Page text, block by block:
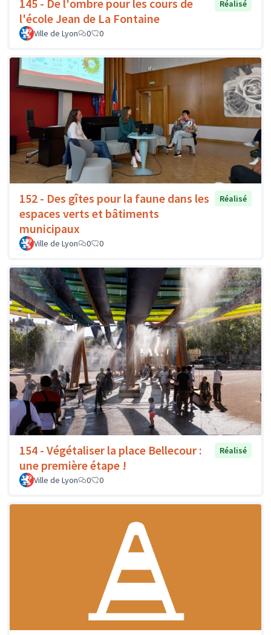
145 - De l'ombre pour les cours de
l'école Jean de La Fontaine
Réalisé
Ville de Lyon 0 0
152 - Des gîtes pour la faune dans les
espaces verts et bâtiments
municipaux
Réalisé
Ville de Lyon 0 0
154 - Végétaliser la place Bellecour :
une première étape !
Réalisé
Ville de Lyon 0 0